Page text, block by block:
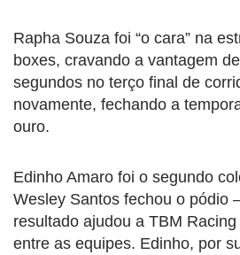
Rapha Souza foi “o cara” na
boxes, cravando a vantagem
segundos no terço final de
novamente, fechando a
ouro.
Edinho Amaro foi o segundo
Wesley Santos fechou o pódio
resultado ajudou a TBM
entre as equipes. Edinho, por